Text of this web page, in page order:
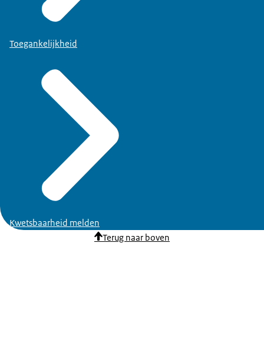
Toegankelijkheid
Kwetsbaarheid melden
Terug naar boven